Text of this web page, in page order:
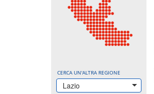
CERCA UN'ALTRA REGIONE
Lazio